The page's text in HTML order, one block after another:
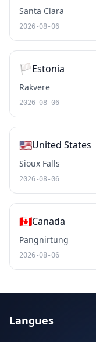
Santa Clara
2026-08-06
🏳️Estonia
Rakvere
2026-08-06
🇺🇸United States
Sioux Falls
2026-08-06
🇨🇦Canada
Pangnirtung
2026-08-06
Langues